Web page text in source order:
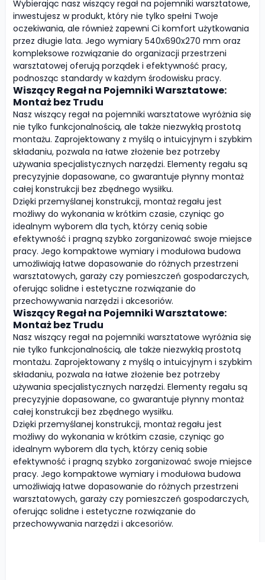
Wybierając nasz wiszący regał na pojemniki warsztatowe,
inwestujesz w produkt, który nie tylko spełni Twoje
oczekiwania, ale również zapewni Ci komfort użytkowania
przez długie lata. Jego wymiary 540x690x270 mm oraz
kompleksowe rozwiązanie do organizacji przestrzeni
warsztatowej oferują porządek i efektywność pracy,
podnosząc standardy w każdym środowisku pracy.
Wiszący Regał na Pojemniki Warsztatowe:
Montaż bez Trudu
Nasz wiszący regał na pojemniki warsztatowe wyróżnia się
nie tylko funkcjonalnością, ale także niezwykłą prostotą
montażu. Zaprojektowany z myślą o intuicyjnym i szybkim
składaniu, pozwala na łatwe złożenie bez potrzeby
używania specjalistycznych narzędzi. Elementy regału są
precyzyjnie dopasowane, co gwarantuje płynny montaż
całej konstrukcji bez zbędnego wysiłku.
Dzięki przemyślanej konstrukcji, montaż regału jest
możliwy do wykonania w krótkim czasie, czyniąc go
idealnym wyborem dla tych, którzy cenią sobie
efektywność i pragną szybko zorganizować swoje miejsce
pracy. Jego kompaktowe wymiary i modułowa budowa
umożliwiają łatwe dopasowanie do różnych przestrzeni
warsztatowych, garaży czy pomieszczeń gospodarczych,
oferując solidne i estetyczne rozwiązanie do
przechowywania narzędzi i akcesoriów.
Wiszący Regał na Pojemniki Warsztatowe:
Montaż bez Trudu
Nasz wiszący regał na pojemniki warsztatowe wyróżnia się
nie tylko funkcjonalnością, ale także niezwykłą prostotą
montażu. Zaprojektowany z myślą o intuicyjnym i szybkim
składaniu, pozwala na łatwe złożenie bez potrzeby
używania specjalistycznych narzędzi. Elementy regału są
precyzyjnie dopasowane, co gwarantuje płynny montaż
całej konstrukcji bez zbędnego wysiłku.
Dzięki przemyślanej konstrukcji, montaż regału jest
możliwy do wykonania w krótkim czasie, czyniąc go
idealnym wyborem dla tych, którzy cenią sobie
efektywność i pragną szybko zorganizować swoje miejsce
pracy. Jego kompaktowe wymiary i modułowa budowa
umożliwiają łatwe dopasowanie do różnych przestrzeni
warsztatowych, garaży czy pomieszczeń gospodarczych,
oferując solidne i estetyczne rozwiązanie do
przechowywania narzędzi i akcesoriów.